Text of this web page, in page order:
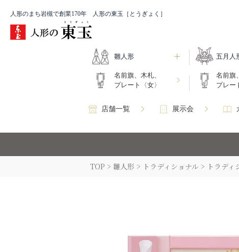
人形のまち岩槻で創業170年 人形の東玉［とうぎょく］
雛人形 五月人
名前旗、木札、
プレート〈女〉
名前旗
プレー
店舗一覧 展示会
TOP 雛人形 トラディショナル トラディ